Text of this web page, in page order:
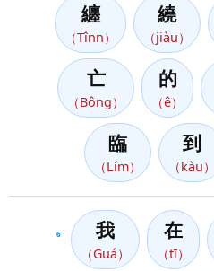
纏
（Tînn）
繞
（jiàu）
亡
（Bông）
的
（ê）
臨
（Lím）
到
（kàu）
6 我
（Guá）
在
（tī）